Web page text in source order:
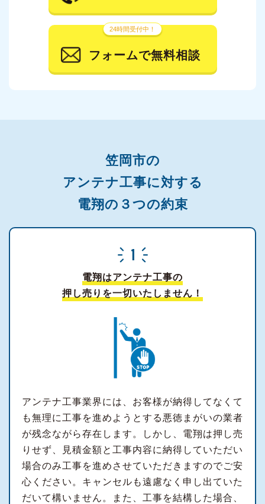
24時間受付中！
フォームで無料相談
笠岡市の
アンテナ工事に対する
電翔の３つの約束
電翔はアンテナ工事の
押し売りを一切いたしません！
アンテナ工事業界には、お客様が納得してなくて
も無理に工事を進めようとする悪徳まがいの業者
が残念ながら存在します。しかし、電翔は押し売
りせず、見積金額と工事内容に納得していただい
場合のみ工事を進めさせていただきますのでご安
心ください。キャンセルも遠慮なく申し出ていた
だいて構いません。また、工事を結構した場合、